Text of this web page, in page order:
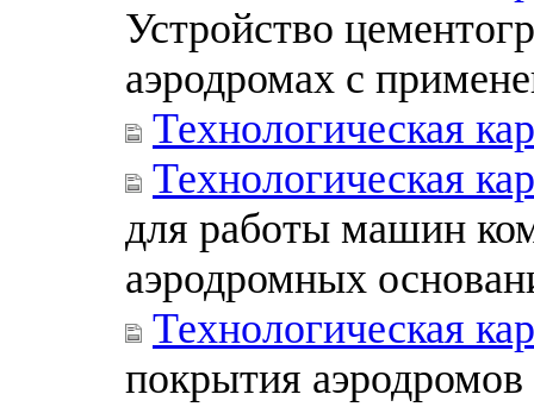
Устройство
аэродромах с
Технологическая
Технологическая
для работы машин
аэродромных
Технологическая
покрытия